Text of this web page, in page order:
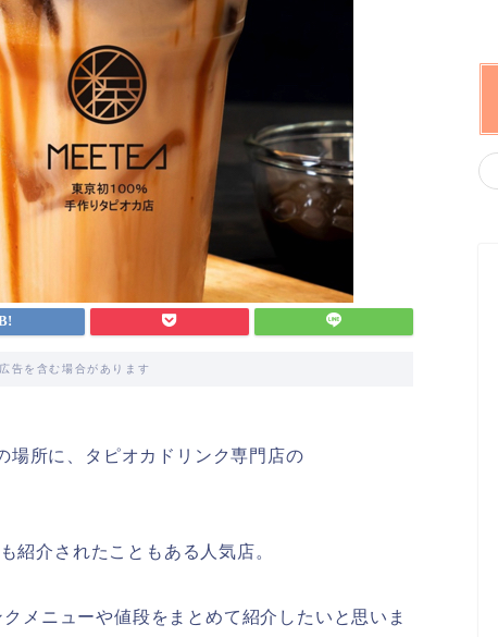
告を含む場合があります
場所に、タピオカドリンク専門店の
紹介されたこともある人気店。
メニューや値段をまとめて紹介したいと思いま